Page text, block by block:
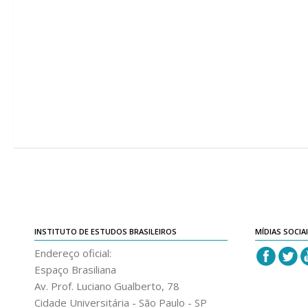
INSTITUTO DE ESTUDOS BRASILEIROS
Endereço oficial:
Espaço Brasiliana
Av. Prof. Luciano Gualberto, 78
Cidade Universitária - São Paulo - SP
MÍDIAS